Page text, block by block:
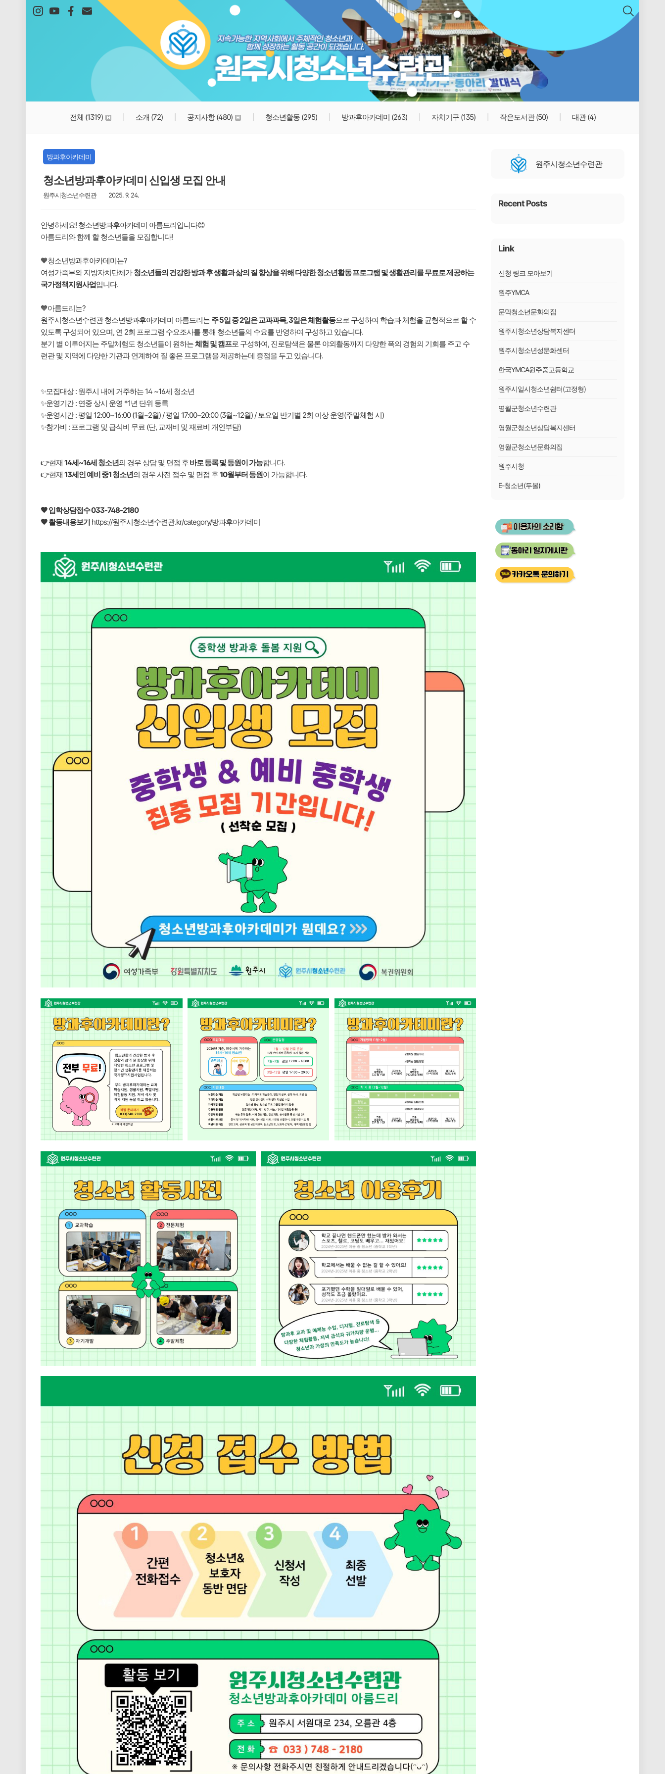
본문 바로가기
원주시청소년수련관
전체 (1319) 소개 (72) 공지사항(480) 청소년활동 (295) 방과후아카데미 (263) 자치기구 (135) 작은도서관(50) 대관(4)
원주시청소년수련관
Recent Posts
Link
신청 링크 모아보기
원주YMCA
문막청소년문화의집
원주시청소년상담복지센터
원주시청소년성문화센터
한국YMCA원주중고등학교
원주시일시청소년쉼터(고정형)
영월군청소년수련관
영월군청소년상담복지센터
영월군청소년문화의집
원주시청
E-청소년(두볼)
방과후아카데미
청소년방과후아카데미 신입생 모집 안내
원주시청소년수련관 2025. 9. 24.
안녕하세요! 청소년방과후아카데미 아름드리입니다😊
아름드리와 함께 할 청소년들을 모집합니다!
🧡청소년방과후아카데미는?
여성가족부와 지방자치단체가청소년들의 건강한 방과 후 생활과 삶의 질 향상을 위해 다양한 청소년활동 프로그램 및 생활관리를 무료로 제공하는
국가정책지원사업입니다.
🧡아름드리는?
원주시청소년수련관 청소년방과후아카데미 아름드리는 주 5일 중 2일은 교과과목, 3일은 체험활동으로 구성하여 학습과 체험을 균형적으로 할 수
있도록 구성되어 있으며, 연 2회 프로그램 수요조사를 통해 청소년들의 수요를 반영하여 구성하고 있습니다.
분기 별 이루어지는 주말체험도 청소년들이 원하는체험 및 캠프로 구성하여, 진로탐색은 물론 야외활동까지 다양한 폭의 경험의 기회를 주고 수
련관 및 지역에 다양한 기관과 연계하여 질 좋은 프로그램을 제공하는데 중점을 두고 있습니다.
✨모집대상 : 원주시 내에 거주하는 14 ~16세 청소년
✨운영기간 : 연중 상시 운영 *1년 단위 등록
✨운영시간 : 평일 12:00~16:00 (1월~2월) / 평일 17:00~20:00 (3월~12월) / 토요일 반기별 2회 이상 운영(주말체험 시)
✨참가비 : 프로그램 및 급식비 무료 (단, 교재비 및 재료비 개인부담)
👉현재 14세~16세 청소년의 경우 상담 및 면접 후바로 등록 및 등원이 가능합니다.
👉현재 13세인 예비 중1 청소년의 경우 사전 접수 및 면접 후10월부터 등원이 가능합니다.
🧡 입학상담접수 033-748-2180
🧡 활동내용보기 https://원주시청소년수련관.kr/category/방과후아카데미